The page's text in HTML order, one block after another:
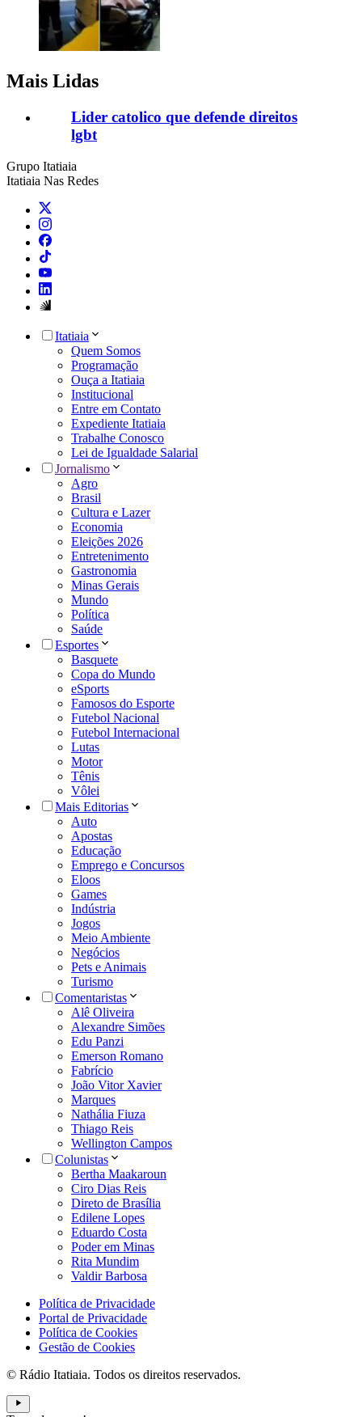
Mais Lidas
Lider catolico que defende direitos
lgbt
Grupo Itatiaia
Itatiaia Nas Redes
Itatiaia
Quem Somos
Programação
Ouça a Itatiaia
Institucional
Entre em Contato
Expediente Itatiaia
Trabalhe Conosco
Lei de Igualdade Salarial
Jornalismo
Agro
Brasil
Cultura e Lazer
Economia
Eleições 2026
Entretenimento
Gastronomia
Minas Gerais
Mundo
Política
Saúde
Esportes
Basquete
Copa do Mundo
eSports
Famosos do Esporte
Futebol Nacional
Futebol Internacional
Lutas
Motor
Tênis
Vôlei
Mais Editorias
Auto
Apostas
Educação
Emprego e Concursos
Eloos
Games
Indústria
Jogos
Meio Ambiente
Negócios
Pets e Animais
Turismo
Comentaristas
Alê Oliveira
Alexandre Simões
Edu Panzi
Emerson Romano
Fabrício
João Vitor Xavier
Marques
Nathália Fiuza
Thiago Reis
Wellington Campos
Colunistas
Bertha Maakaroun
Ciro Dias Reis
Direto de Brasília
Edilene Lopes
Eduardo Costa
Poder em Minas
Rita Mundim
Valdir Barbosa
Política de Privacidade
Portal de Privacidade
Política de Cookies
Gestão de Cookies
© Rádio Itatiaia. Todos os direitos reservados.